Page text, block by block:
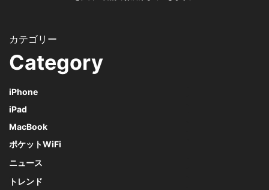
Category
iPhone
iPad
MacBook
ポケットWiFi
ニュース
トレンド